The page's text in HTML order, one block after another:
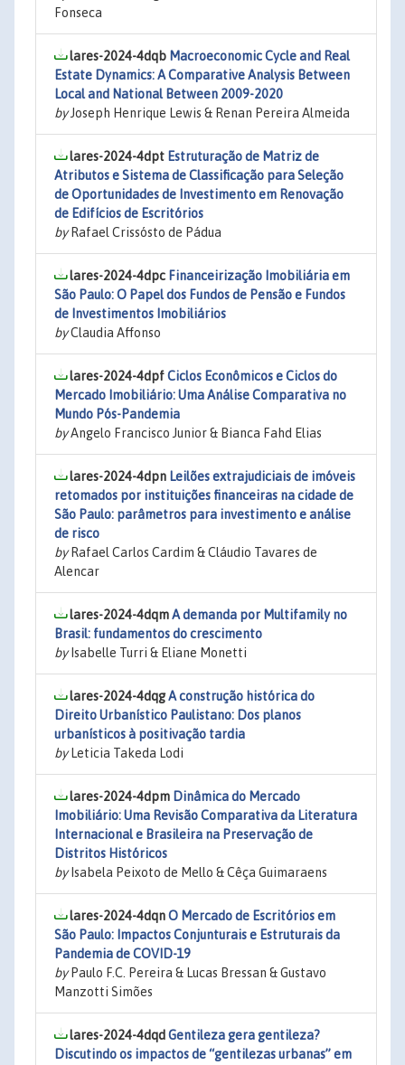
Fonseca
lares-2024-4dqb Macroeconomic Cycle and Real
Estate Dynamics: A Comparative Analysis Between
Local and National Between 2009-2020
byJoseph Henrique Lewis & Renan Pereira Almeida
lares-2024-4dpt Estruturação de Matriz de
Atributos e Sistema de Classificação para Seleção
de Oportunidades de Investimento em Renovação
de Edifícios de Escritórios
byRafael Crissósto de Pádua
lares-2024-4dpc Financeirização Imobiliária em
São Paulo: O Papel dos Fundos de Pensão e Fundos
de Investimentos Imobiliários
byClaudia Affonso
lares-2024-4dpfCiclos Econômicos e Ciclos do
Mercado Imobiliário: Uma Análise Comparativa no
Mundo Pós-Pandemia
byAngelo Francisco Junior & Bianca Fahd Elias
lares-2024-4dpn Leilões extrajudiciais de imóveis
retomados por instituições financeiras na cidade de
São Paulo: parâmetros para investimento e análise
de risco
byRafael Carlos Cardim & Cláudio Tavares de
Alencar
lares-2024-4dqmA demanda por Multifamily no
Brasil: fundamentos do crescimento
byIsabelle Turri & Eliane Monetti
lares-2024-4dqgA construção histórica do
Direito Urbanístico Paulistano: Dos planos
urbanísticos à positivação tardia
byLeticia Takeda Lodi
lares-2024-4dpm Dinâmica do Mercado
Imobiliário: Uma Revisão Comparativa da Literatura
Internacional e Brasileira na Preservação de
Distritos Históricos
byIsabela Peixoto de Mello & Cêça Guimaraens
lares-2024-4dqnO Mercado de Escritórios em
São Paulo: Impactos Conjunturais e Estruturais da
Pandemia de COVID-19
byPaulo F.C. Pereira & Lucas Bressan & Gustavo
Manzotti Simões
lares-2024-4dqd Gentileza gera gentileza?
Discutindo os impactos de “gentilezas urbanas” em